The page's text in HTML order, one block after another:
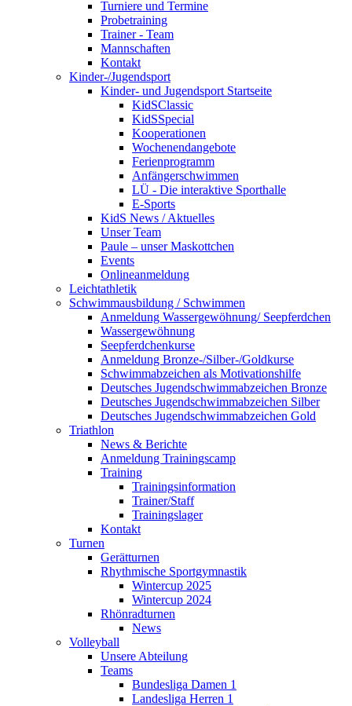
Turniere und Termine
Probetraining
Trainer - Team
Mannschaften
Kontakt
Kinder-/Jugendsport
Kinder- und Jugendsport Startseite
KidSClassic
KidSSpecial
Kooperationen
Wochenendangebote
Ferienprogramm
Anfängerschwimmen
LÜ - Die interaktive Sporthalle
E-Sports
KidS News / Aktuelles
Unser Team
Paule – unser Maskottchen
Events
Onlineanmeldung
Leichtathletik
Schwimmausbildung / Schwimmen
Anmeldung Wassergewöhnung/ Seepferdchen
Wassergewöhnung
Seepferdchenkurse
Anmeldung Bronze-/Silber-/Goldkurse
Schwimmabzeichen als Motivationshilfe
Deutsches Jugendschwimmabzeichen Bronze
Deutsches Jugendschwimmabzeichen Silber
Deutsches Jugendschwimmabzeichen Gold
Triathlon
News & Berichte
Anmeldung Trainingscamp
Training
Trainingsinformation
Trainer/Staff
Trainingslager
Kontakt
Turnen
Gerätturnen
Rhythmische Sportgymnastik
Wintercup 2025
Wintercup 2024
Rhönradturnen
News
Volleyball
Unsere Abteilung
Teams
Bundesliga Damen 1
Landesliga Herren 1